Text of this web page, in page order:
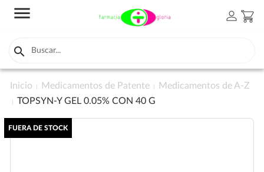
menu person shopping_cart

Inicio Medicamentos de Patente
Medicamentos de A-Z
TOPSYN-Y GEL 0.05% CON 40 G
FUERA DE STOCK